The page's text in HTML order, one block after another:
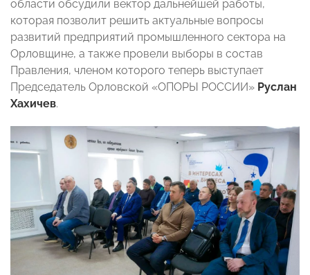
области обсудили вектор дальнейшей работы,
которая позволит решить актуальные вопросы
развитий предприятий промышленного сектора на
Орловщине, а также провели выборы в состав
Правления, членом которого теперь выступает
Председатель Орловской «ОПОРЫ РОССИИ» Руслан
Хахичев.